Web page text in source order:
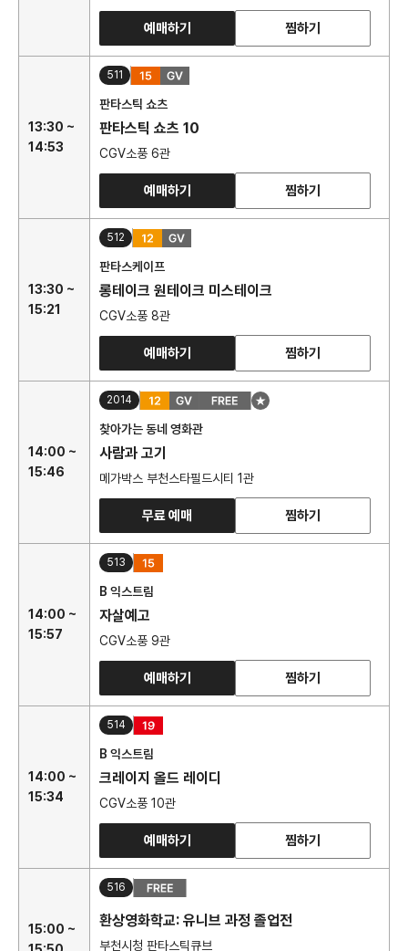
예매하기 찜하기
13:30 ~
14:53
511
판타스틱 쇼츠
판타스틱 쇼츠 10
CGV소풍 6관
예매하기 찜하기
13:30 ~
15:21
512
판타스케이프
롱테이크 원테이크 미스테이크
CGV소풍 8관
예매하기 찜하기
14:00 ~
15:46
2014
찾아가는 동네 영화관
사람과 고기
메가박스 부천스타필드시티 1관
무료 예매 찜하기
14:00 ~
15:57
513
B 익스트림
자살예고
CGV소풍 9관
예매하기 찜하기
14:00 ~
15:34
514
B 익스트림
크레이지 올드 레이디
CGV소풍 10관
예매하기 찜하기
15:00 ~
516
환상영화학교: 유니브 과정 졸업전
부천시청 판타스틱큐브